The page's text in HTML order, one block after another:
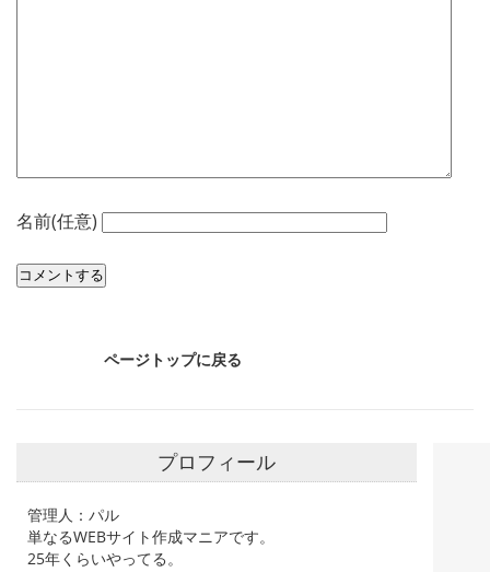
名前(任意)
ページトップに戻る
プロフィール
管理人：パル
単なるWEBサイト作成マニアです。
25年くらいやってる。